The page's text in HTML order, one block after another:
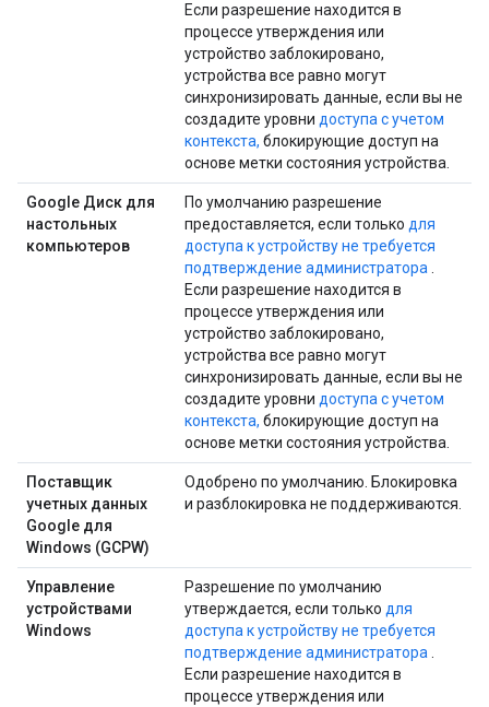
Если разрешение находится в
процессе утверждения или
устройство заблокировано,
устройства все равно могут
синхронизировать данные, если вы не
создадите уровни доступа с учетом
контекста, блокирующие доступ на
основе метки состояния устройства.
Google Диск для
настольных
компьютеров
По умолчанию разрешение
предоставляется, если только для
доступа к устройству не требуется
подтверждение администратора
Если разрешение находится в
процессе утверждения или
устройство заблокировано,
устройства все равно могут
синхронизировать данные, если вы не
создадите уровни доступа с учетом
контекста, блокирующие доступ на
основе метки состояния устройства.
Поставщик
учетных данных
Google для
Windows (GCPW)
Одобрено по умолчанию. Блокировка
и разблокировка не поддерживаются.
Управление
устройствами
Windows
Разрешение по умолчанию
утверждается, если только для
доступа к устройству не требуется
подтверждение администратора
Если разрешение находится в
процессе утверждения или